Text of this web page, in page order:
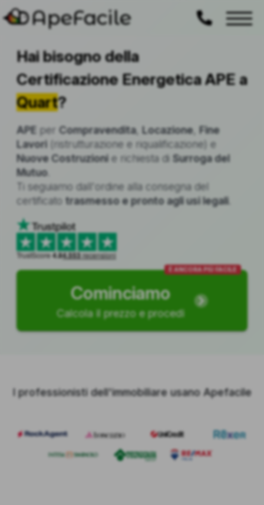
ApeFacile
Hai bisogno della
Certificazione Energetica APE a
Quart?
APE per Compravendita, Locazione Fine
Lavori (ristrutturazione e riqualificazione) e
Nuove Costruzioni e richiesta di Surroga del
Mutuo.
Ti seguiamo dall'ordine alla consegna del
certificato trasmesso e pronto agli usi legali
TrustScore4.84.553recensioni
Cominciamo
Calcola il prezzo e procedi
È ANCORA PIÙ FACILE
I professionisti dell'immobiliare usano Apefacile